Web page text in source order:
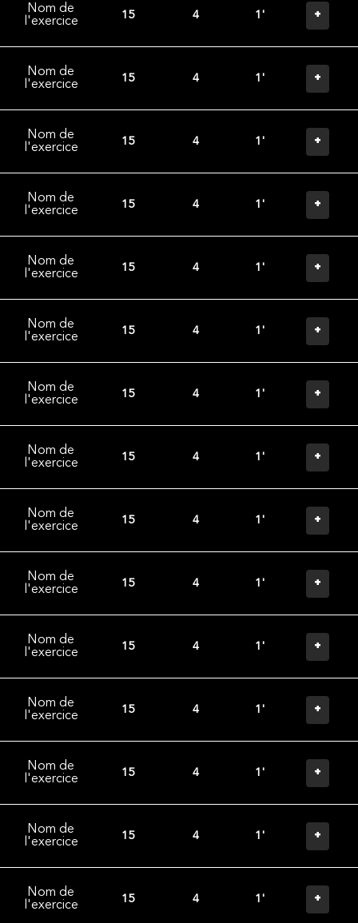
Nom de
l'exercice
15 4 1' +
Nom de
l'exercice
15 4 1' +
Nom de
l'exercice
15 4 1' +
Nom de
l'exercice
15 4 1' +
Nom de
l'exercice
15 4 1' +
Nom de
l'exercice
15 4 1' +
Nom de
l'exercice
15 4 1' +
Nom de
l'exercice
15 4 1' +
Nom de
l'exercice
15 4 1' +
Nom de
l'exercice
15 4 1' +
Nom de
l'exercice
15 4 1' +
Nom de
l'exercice
15 4 1' +
Nom de
l'exercice
15 4 1' +
Nom de
l'exercice
15 4 1' +
Nom de
l'exercice
15 4 1' +